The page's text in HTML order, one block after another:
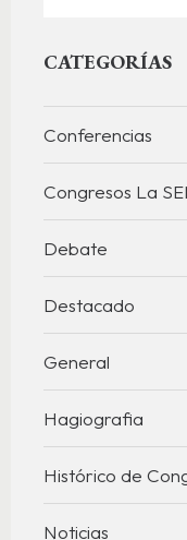
CATEGORÍAS
Conferencias
Congresos La
Debate
Destacado
General
Hagiografia
Histórico de
Noticias